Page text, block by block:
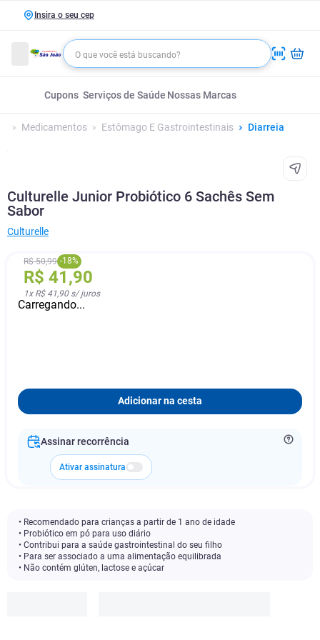
Insira o seu cep
Cupons Serviços de Saúde Nossas Marcas
Medicamentos Estômago E Gastrointestinais Diarreia
Culturelle Junior Probiótico 6 Sachês Sem
Sabor
Culturelle
R$ 50,99 -18%
R$ 41,90
1x R$ 41,90s/ juros
Carregando...
Adicionar na cesta
Assinar recorrência
Ativar assinatura
• Recomendado para crianças a partir de 1 ano de idade
• Probiótico em pó para uso diário
• Contribui para a saúde gastrointestinal do seu filho
• Para ser associado a uma alimentação equilibrada
• Não contém glúten, lactose e açúcar